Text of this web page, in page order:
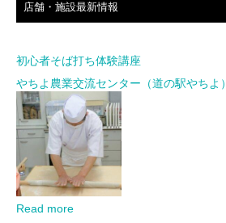
店舗・施設最新情報
初心者そば打ち体験講座
やちよ農業交流センター（道の駅やちよ）
Read more